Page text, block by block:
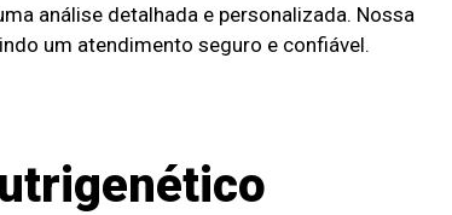
análise detalhada e personalizada. Nossa
um atendimento seguro e confiável.